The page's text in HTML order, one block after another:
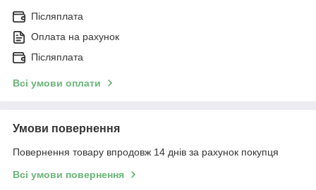
Післяплата
Оплата на рахунок
Післяплата
Всі умови оплати
Умови повернення
Повернення товару впродовж 14 днів за рахунок покупця
Всі умови повернення